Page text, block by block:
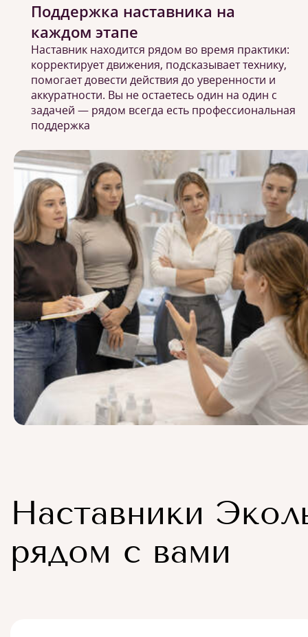
Поддержка наставника на
каждом этапе
Наставник находится рядом во время практики:
корректирует движения, подсказывает технику,
помогает довести действия до уверенности и
аккуратности. Вы не остаетесь один на один с
задачей — рядом всегда есть профессиональная
поддержка
Наставники
рядом с вами